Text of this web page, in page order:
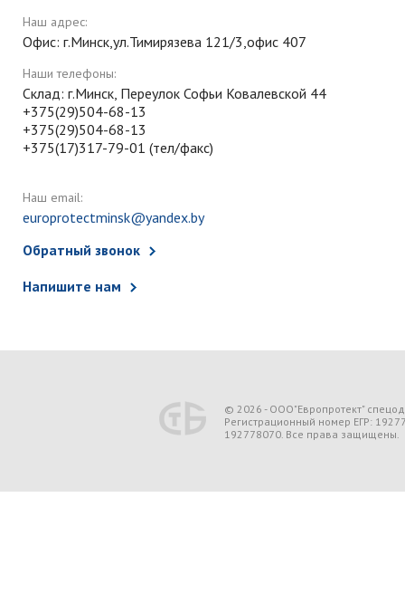
Наш адрес:
Офис: г.Минск,ул.Тимирязева 121/3,офис 407
Наши телефоны:
Склад: г.Минск, Переулок Софьи Ковалевской 44
+375(29)504-68-13
+375(29)504-68-13
+375(17)317-79-01 (тел/факс)
Наш email:
europrotectminsk@yandex.by
Обратный звонок
Напишите нам
© 2026 - ООО"Европротект"
Регистрационный номер ЕГР:
192778070. Все права защищены.